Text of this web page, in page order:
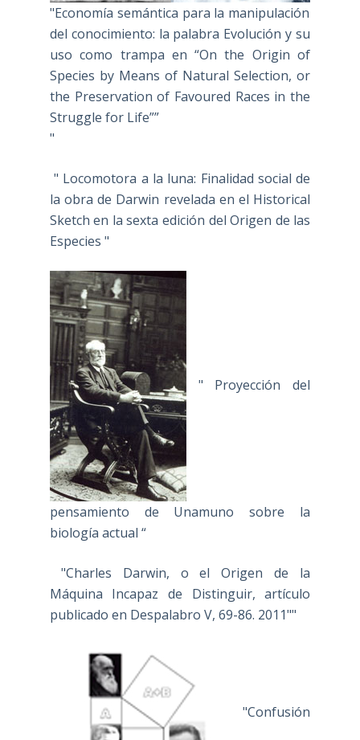
"Economía semántica para la manipulación
del conocimiento: la palabra Evolución y su
uso como trampa en “On the Origin of
Species by Means of Natural Selection, or
the Preservation of Favoured Races in the
Struggle for Life””
"
" Locomotora a la luna: Finalidad social de
la obra de Darwin revelada en el Historical
Sketch en la sexta edición del Origen de las
Especies "
" Proyección del
pensamiento de Unamuno sobre la
biología actual “
"Charles Darwin, o el Origen de la
Máquina Incapaz de Distinguir, artículo
publicado en Despalabro V, 69-86. 2011""
"Confusión